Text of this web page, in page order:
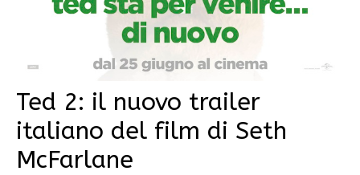
Ted 2: il nuovo trailer
italiano del film di Seth
McFarlane